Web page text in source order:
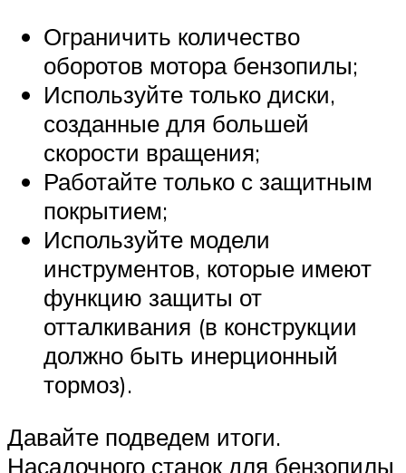
Ограничить количество
оборотов мотора бензопилы;
Используйте только диски,
созданные для большей
скорости вращения;
Работайте только с защитным
покрытием;
Используйте модели
инструментов, которые имеют
функцию защиты от
отталкивания (в конструкции
должно быть инерционный
тормоз).
Давайте подведем итоги.
Насадочного станок для бензопилы